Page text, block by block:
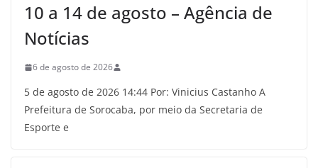
10 a 14 de agosto – Agência de
Notícias
6 de agosto de 2026
5 de agosto de 2026 14:44 Por: Vinicius Castanho A
Prefeitura de Sorocaba, por meio da Secretaria de
Esporte e